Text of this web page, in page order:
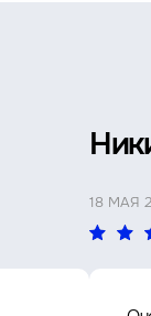
18 МАЯ